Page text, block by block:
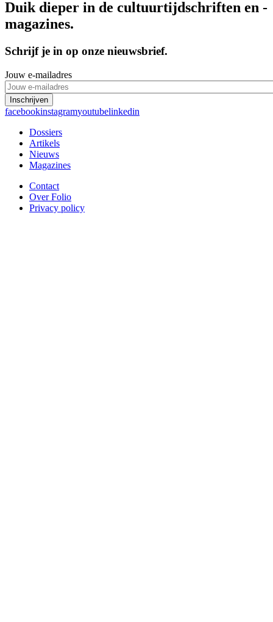
Duik dieper in de cultuurtijdschriften en -
magazines.
Schrijf je in op onze nieuwsbrief.
Jouw e-mailadres
facebookinstagramyoutubelinkedin
Footer
Dossiers
Artikels
Nieuws
Magazines
Footer
Contact
Over Folio
Privacy policy